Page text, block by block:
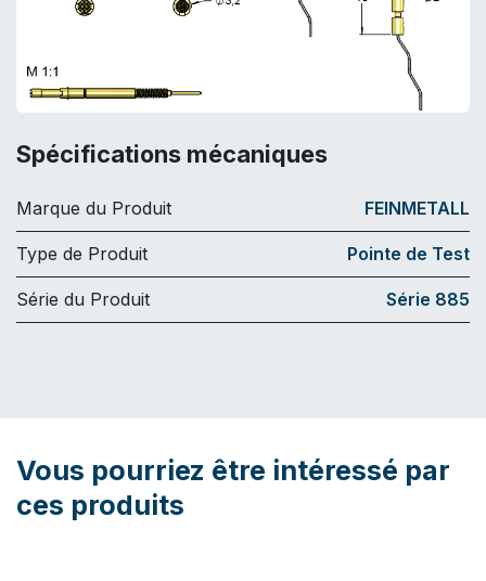
Spécifications mécaniques
Marque du Produit FEINMETALL
Type de Produit Pointe de Test
Série du Produit Série 885
Vous pourriez être intéressé par
ces produits